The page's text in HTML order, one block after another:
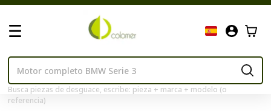
Busca piezas de desguace, escribe: pieza + marca + modelo (o
referencia)